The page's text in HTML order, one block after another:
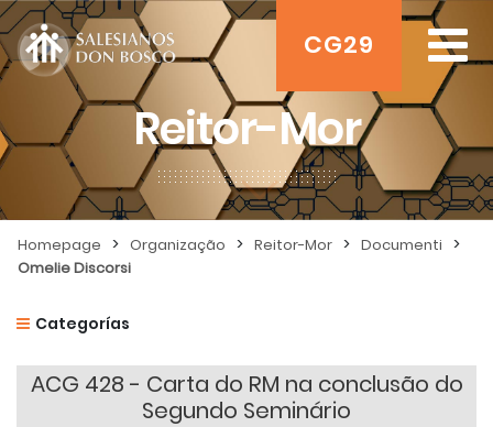
CG29
Reitor-Mor
Homepage > Organização > Reitor-Mor > Documenti >
Omelie Discorsi
Categorías
ACG 428 - Carta do RM na conclusão do
Segundo Seminário